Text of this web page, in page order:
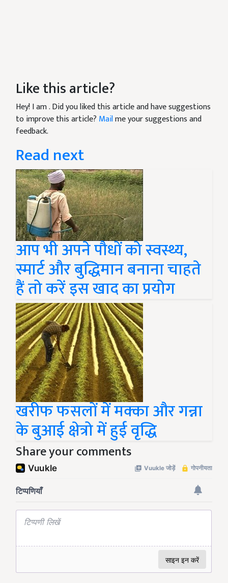
Like this article?
Hey! I am. Did you liked this article and have suggestions
to improve this article? Mailme your suggestions and
feedback.
Read next
आप भी अपने पौधों को स्वस्थ्य,
स्मार्ट और बुद्धिमान बनाना चाहते
हैं तो करें इस खाद का प्रयोग
खरीफ फसलों में मक्का और गन्ना
के बुआई क्षेत्रो में हुई वृद्धि
Share your comments